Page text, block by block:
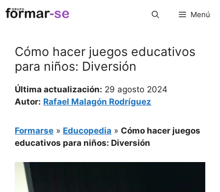
Saltar
al
Menú
Cómo hacer juegos educativos
para niños: Diversión
Última actualización: 29 agosto 2024
Autor: Rafael Malagón Rodríguez
Formarse » Educopedia » Cómo hacer juegos
educativos para niños: Diversión